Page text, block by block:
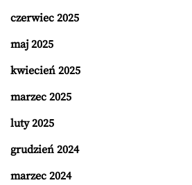
czerwiec 2025
maj 2025
kwiecień 2025
marzec 2025
luty 2025
grudzień 2024
marzec 2024